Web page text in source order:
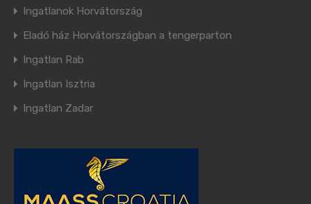
Ingatlanok Horvátország
Eladó ház Horvátországban a tengerparton
Ingatlan Rab
Ingatlan Isztria
Ingatlan Zadar